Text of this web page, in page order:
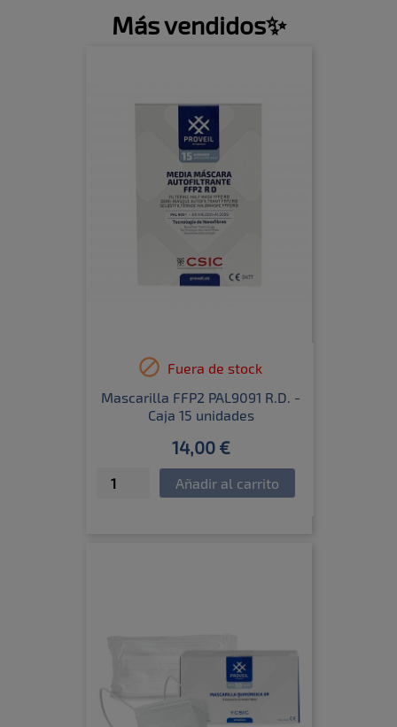
Más vendidos✨
 Fuera de stock
Mascarilla FFP2 PAL9091 R.D. -
Caja 15 unidades
14,00 €
Añadir al carrito